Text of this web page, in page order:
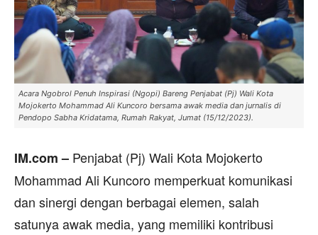
Acara Ngobrol Penuh Inspirasi (Ngopi) Bareng Penjabat (Pj) Wali Kota
Mojokerto Mohammad Ali Kuncoro bersama awak media dan jurnalis di
Pendopo Sabha Kridatama, Rumah Rakyat, Jumat (15/12/2023).
IM.com – Penjabat (Pj) Wali Kota Mojokerto
Mohammad Ali Kuncoro memperkuat komunikasi
dan sinergi dengan berbagai elemen, salah
satunya awak media, yang memiliki kontribusi